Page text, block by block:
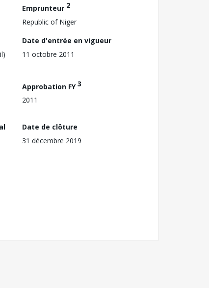
Emprunteur 2
Republic of Niger
Date d'entrée en vigueur
11 octobre 2011
Approbation FY3
2011
Date de clôture
31 décembre 2019